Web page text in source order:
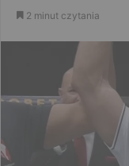
2 minut czytania